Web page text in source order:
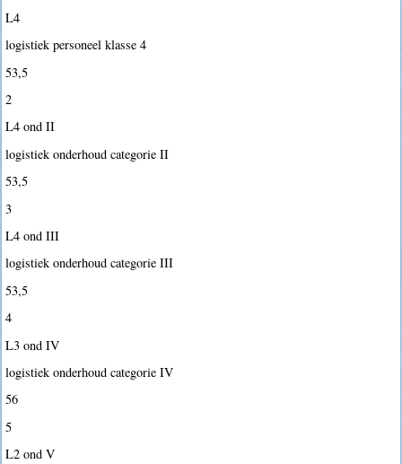
L4
logistiek personeel klasse 4
53,5
2
L4 ond II
logistiek onderhoud categorie II
53,5
3
L4 ond III
logistiek onderhoud categorie III
53,5
4
L3 ond IV
logistiek onderhoud categorie IV
56
5
L2 ond V